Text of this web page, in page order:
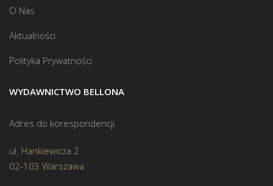
O Nas
Aktualności
Polityka Prywatności
WYDAWNICTWO BELLONA
Adres do korespondencji
ul. Hankiewicza 2
02-103 Warszawa